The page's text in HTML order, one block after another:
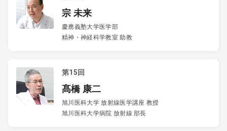
宗 未来
慶應義塾大学医学部
精神・神経科学教室 助教
第15回
髙橋 康二
旭川医科大学 放射線医学講座 教授
旭川医科大学病院 放射線 部長